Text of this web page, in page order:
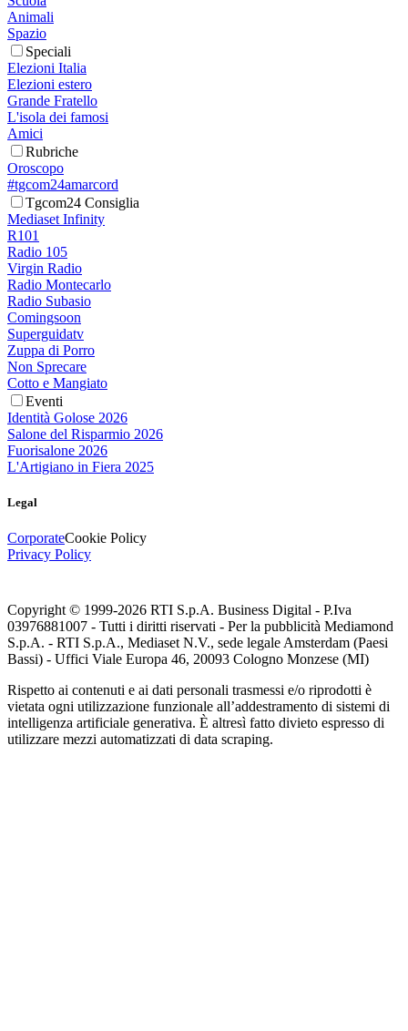
Animali
Spazio
Speciali
Elezioni Italia
Elezioni estero
Grande Fratello
L'isola dei famosi
Amici
Rubriche
Oroscopo
#tgcom24amarcord
Tgcom24 Consiglia
Mediaset Infinity
R101
Radio 105
Virgin Radio
Radio Montecarlo
Radio Subasio
Comingsoon
Superguidatv
Zuppa di Porro
Non Sprecare
Cotto e Mangiato
Eventi
Identità Golose 2026
Salone del Risparmio 2026
Fuorisalone 2026
L'Artigiano in Fiera 2025
Legal
CorporateCookie Policy
Privacy Policy
Copyright © 1999-2026 RTI S.p.A. Business Digital - P.Iva
03976881007 - Tutti i diritti riservati - Per la pubblicità Mediamond
S.p.A. - RTI S.p.A., Mediaset N.V., sede legale Amsterdam (Paesi
Bassi) - Uffici Viale Europa 46, 20093 Cologno Monzese (MI)
Rispetto ai contenuti e ai dati personali trasmessi e/o riprodotti è
vietata ogni utilizzazione funzionale all’addestramento di sistemi di
intelligenza artificiale generativa. È altresì fatto divieto espresso di
utilizzare mezzi automatizzati di data scraping.